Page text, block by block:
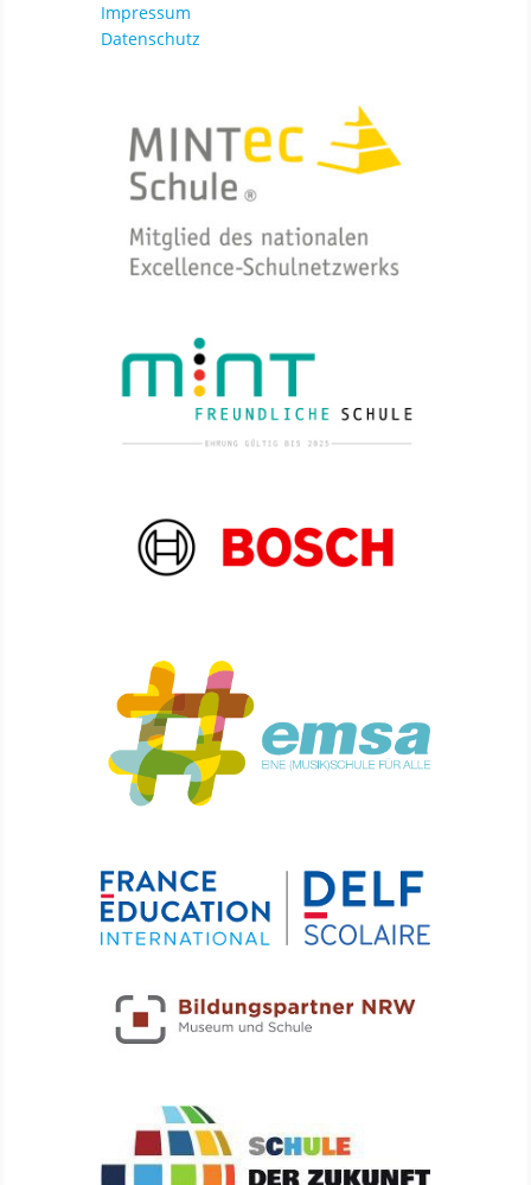
Impressum
Datenschutz